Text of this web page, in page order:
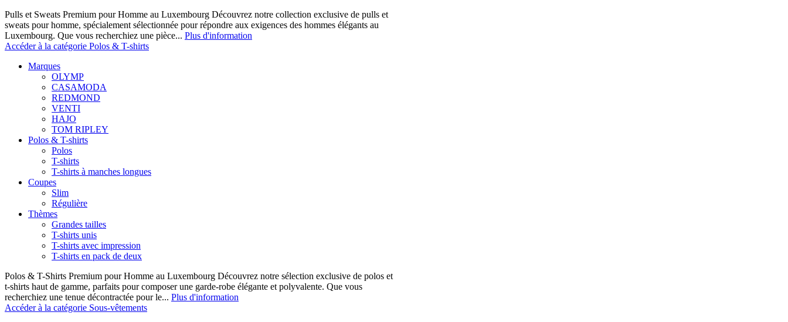
Pulls et Sweats Premium pour Homme au Luxembourg Découvrez notre collection exclusive de pulls et
sweats pour homme, spécialement sélectionnée pour répondre aux exigences des hommes élégants au
Luxembourg. Que vous recherchiez une pièce... Plus d'information
Accéder à la catégorie Polos & T-shirts
Marques
OLYMP
CASAMODA
REDMOND
VENTI
HAJO
TOM RIPLEY
Polos & T-shirts
Polos
T-shirts
T-shirts à manches longues
Coupes
Slim
Régulière
Thèmes
Grandes tailles
T-shirts unis
T-shirts avec impression
T-shirts en pack de deux
Polos & T-Shirts Premium pour Homme au Luxembourg Découvrez notre sélection exclusive de polos et
t-shirts haut de gamme, parfaits pour composer une garde-robe élégante et polyvalente. Que vous
recherchiez une tenue décontractée pour le... Plus d'information
Accéder à la catégorie Sous-vêtements